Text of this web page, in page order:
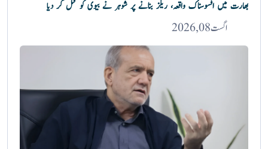
بھارت میں افسوسناک واقعہ، ریلز بنانے پر شوہر نے بیوی کو قتل کر دیا
اگست 08, 2026